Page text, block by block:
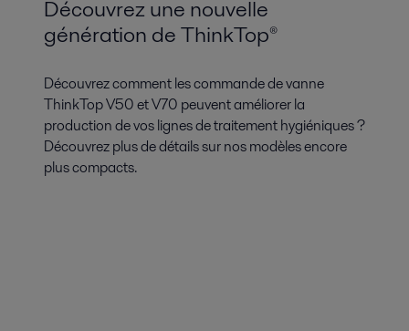
Découvrez une nouvelle
génération de ThinkTop®
Découvrez comment les commande de vanne
ThinkTop V50 et V70 peuvent améliorer la
production de vos lignes de traitement hygiéniques ?
Découvrez plus de détails sur nos modèles encore
plus compacts.